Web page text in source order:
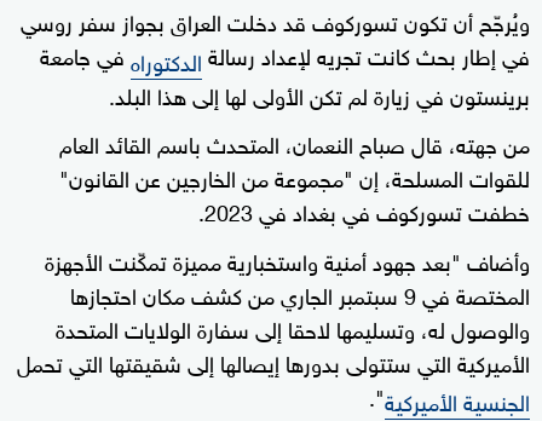
ويُرجّح أن تكون تسوركوف قد دخلت العراق بجواز سفر روسي
في إطار بحث كانت تجريه لإعداد رسالةالدكتوراهفي جامعة
برينستون في زيارة لم تكن الأولى لها إلى هذا البلد.
من جهته، قال صباح النعمان، المتحدث باسم القائد العام
للقوات المسلحة، إن "مجموعة من الخارجين عن القانون"
خطفت تسوركوف في بغداد في 2023.
وأضاف "بعد جهود أمنية واستخبارية مميزة تمكّنت الأجهزة
المختصة في 9 سبتمبر الجاري من كشف مكان احتجازها
والوصول له، وتسليمها لاحقا إلى سفارة الولايات المتحدة
الأميركية التي ستتولى بدورها إيصالها إلى شقيقتها التي تحمل
الجنسية الأميركية".